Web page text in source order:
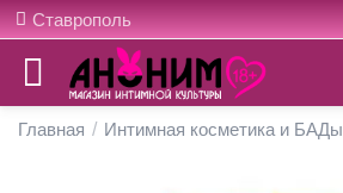
Ставрополь
Главная / Интимная косметика и БАДы